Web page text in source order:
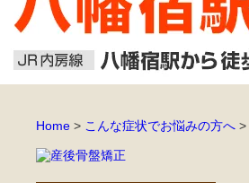
Home > こんな症状でお悩みの方へ >